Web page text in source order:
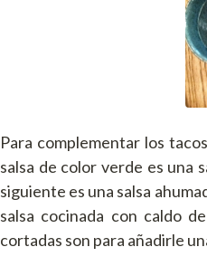
Para complementar los
salsa de color verde es una
siguiente es una salsa
salsa cocinada con caldo
cortadas son para añadirle